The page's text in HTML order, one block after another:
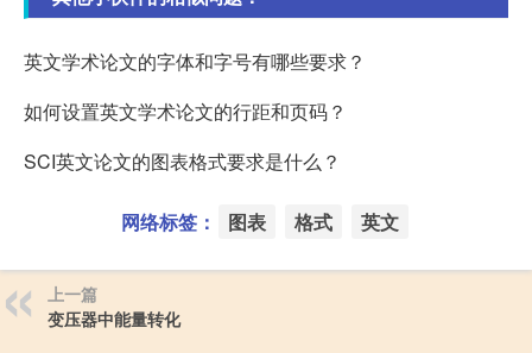
英文学术论文的字体和字号有哪些要求？
如何设置英文学术论文的行距和页码？
SCI英文论文的图表格式要求是什么？
网络标签： 图表 格式 英文
上一篇
变压器中能量转化